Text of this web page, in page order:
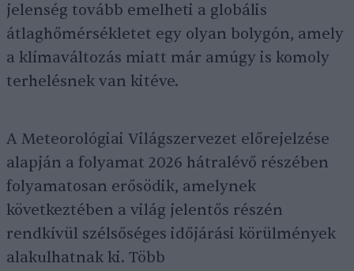
jelenség tovább emelheti a globális
átlaghőmérsékletet egy olyan bolygón, amely
a klímaváltozás miatt már amúgy is komoly
terhelésnek van kitéve.
A Meteorológiai Világszervezet előrejelzése
alapján a folyamat 2026 hátralévő részében
folyamatosan erősödik, amelynek
következtében a világ jelentős részén
rendkívül szélsőséges időjárási körülmények
alakulhatnak ki. Több